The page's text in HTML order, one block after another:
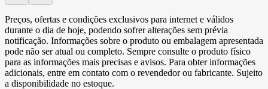
Preços, ofertas e condições exclusivos para internet e válidos
durante o dia de hoje, podendo sofrer alterações sem prévia
notificação. Informações sobre o produto ou embalagem apresentada
pode não ser atual ou completo. Sempre consulte o produto físico
para as informações mais precisas e avisos. Para obter informações
adicionais, entre em contato com o revendedor ou fabricante. Sujeito
a disponibilidade no estoque.